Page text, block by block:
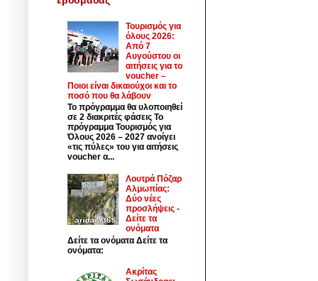
Τουρισμός για
όλους 2026:
Από 7
Αυγούστου οι
αιτήσεις για το
voucher –
Ποιοι είναι δικαιούχοι και το
ποσό που θα λάβουν
Το πρόγραμμα θα υλοποιηθεί
σε 2 διακριτές φάσεις Το
πρόγραμμα Τουρισμός για
Όλους 2026 – 2027 ανοίγει
«τις πύλες» του για αιτήσεις
voucher α...
Λουτρά Πόζαρ
Αλμωπίας:
Δύο νέες
προσλήψεις -
Δείτε τα
ονόματα
Δείτε τα ονόματα Δείτε τα
ονόματα:
Ακρίτας